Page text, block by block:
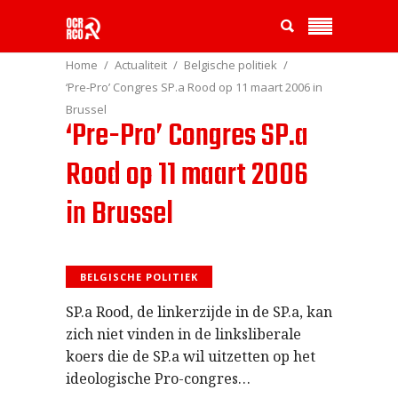
Home Actualiteit
Belgische politiek
‘Pre-Pro’ Congres SP.a Rood op 11 maart 2006 in
Brussel
‘Pre-Pro’ Congres SP.a
Rood op 11 maart 2006
in Brussel
BELGISCHE POLITIEK
SP.a Rood, de linkerzijde in de SP.a, kan
zich niet vinden in de linksliberale
koers die de SP.a wil uitzetten op het
ideologische Pro-congres…